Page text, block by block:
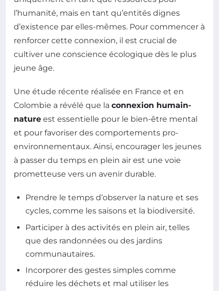
l’humanité, mais en tant qu’entités dignes
d’existence par elles-mêmes. Pour commencer à
renforcer cette connexion, il est crucial de
cultiver une conscience écologique dès le plus
jeune âge.
Une étude récente réalisée en France et en
Colombie a révélé que la connexion humain-
nature est essentielle pour le bien-être mental
et pour favoriser des comportements pro-
environnementaux. Ainsi, encourager les jeunes
à passer du temps en plein air est une voie
prometteuse vers un avenir durable.
Prendre le temps d’observer la nature et ses
cycles, comme les saisons et la biodiversité.
Participer à des activités en plein air, telles
que des randonnées ou des jardins
communautaires.
Incorporer des gestes simples comme
réduire les déchets et mal utiliser les